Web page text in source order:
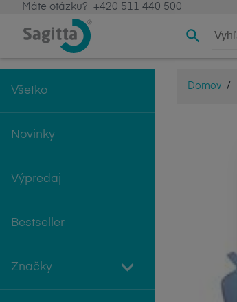
Máte otázku? +420 511 440 500
Všetko
Novinky
Výpredaj
Bestseller
Značky
Domov /